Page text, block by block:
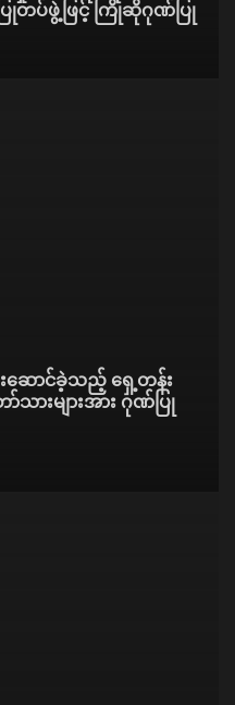
ြုတပ်ဖွဲ့ဖြင့် ကြိုဆိုဂုဏ်ပြု
းဆောင်ခဲ့သည့် ရှေ့တန်း
သားများအား ဂုဏ်ပြု